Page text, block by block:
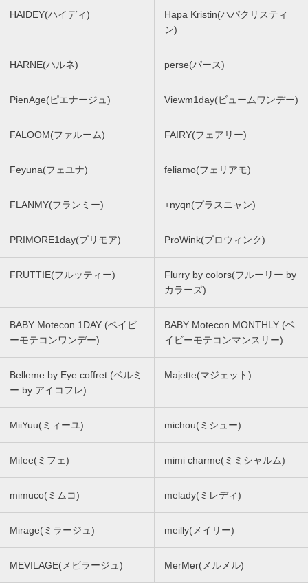
HAIDEY(ハイディ)
Hapa Kristin(ハパクリスティ
ン)
HARNE(ハルネ) perse(パース)
PienAge(ピエナージュ) Viewm1day(ビュームワンデー)
FALOOM(ファルーム) FAIRY(フェアリー)
Feyuna(フェユナ) feliamo(フェリアモ)
FLANMY(フランミー) +nyqn(プラスニャン)
PRIMORE1day(プリモア) ProWink(プロウィンク)
FRUTTIE(フルッティー)
Flurry by colors(フルーリー by
カラーズ)
BABY Motecon 1DAY (ベイビ
ーモテコンワンデー)
BABY Motecon MONTHLY (ベ
イビーモテコンマンスリー)
Belleme by Eye coffret (ベルミ
ー by アイコフレ)
Majette(マジェット)
MiiYuu(ミィーユ) michou(ミシュー)
Mifee(ミフェ) mimi charme(ミミシャルム)
mimuco(ミムコ) melady(ミレディ)
Mirage(ミラージュ) meilly(メイリー)
MEVILAGE(メビラージュ) MerMer(メルメル)